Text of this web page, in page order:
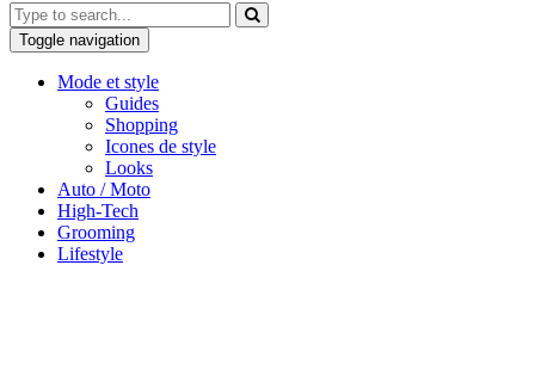
Toggle navigation
Mode et style
Guides
Shopping
Icones de style
Looks
Auto / Moto
High-Tech
Grooming
Lifestyle